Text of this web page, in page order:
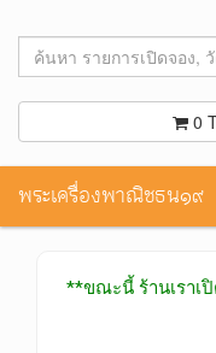
0
พระเครื่องพาณิชธน๑๙
**ขณะนี้ ร้านเราเ